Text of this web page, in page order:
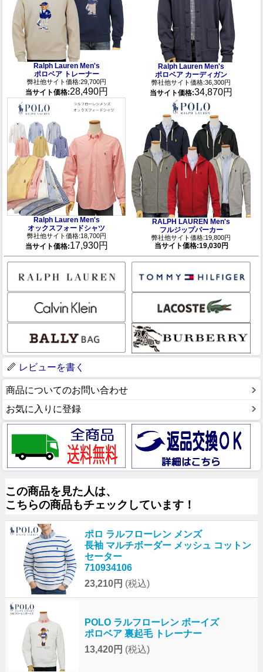
Ralph Lauren Men's
ポロベア トレーナー
弊社他サイト価格:29,700円
当サイト価格:28,490円
Ralph Lauren Men's
ポロベア カーディガン
弊社他サイト価格:36,300円
当サイト価格:34,870円
Ralph Lauren Men's
オックスフォードシャツ
弊社他サイト価格:18,700円
当サイト価格:17,930円
RALPH LAUREN Men's
フルジップパーカー
弊社他サイト価格:19,800円
当サイト価格:19,030円
レビューを書く
商品についてのお問い合わせ
お気に入りに登録
この商品を見た人は、
こちらの商品もチェックしています！
ポロ ラルフローレン メンズ
長袖 マルチボーダー メッシュ コットン
セーター
710934106
23,210円 (税込)
POLO ラルフローレン ボーイズ
ポロベア 裏起毛 トレーナー
13,420円 (税込)